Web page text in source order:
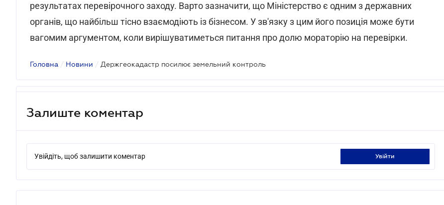
результатах перевірочного заходу. Варто зазначити, що Міністерство є одним з державних
органів, що найбільш тісно взаємодіють із бізнесом. У зв'язку з цим його позиція може бути
вагомим аргументом, коли вирішуватиметься питання про долю мораторію на перевірки.
Головна / Новини / Держгеокадастр посилює земельний контроль
Залиште коментар
Увійдіть, щоб залишити коментар увійти